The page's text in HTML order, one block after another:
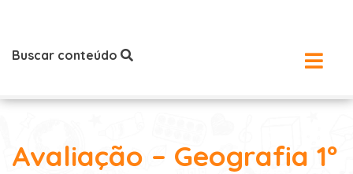
Buscar conteúdo
Avaliação – Geografia 1º